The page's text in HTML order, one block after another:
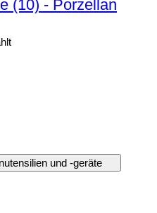
(10) - Porzellan
und -geräte